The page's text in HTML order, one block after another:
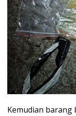
Kemudian